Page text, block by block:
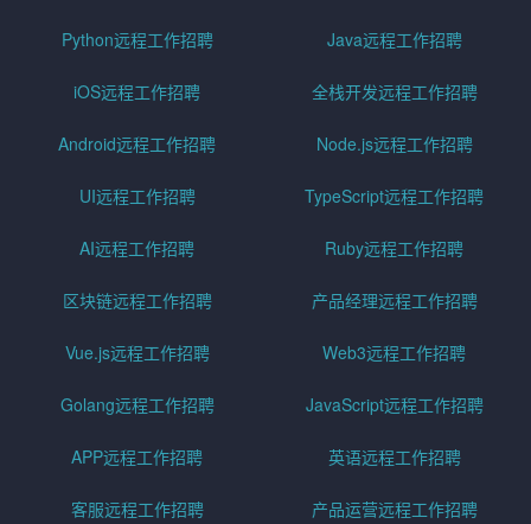
Python远程工作招聘 Java远程工作招聘
iOS远程工作招聘 全栈开发远程工作招聘
Android远程工作招聘 Node.js远程工作招聘
UI远程工作招聘 TypeScript远程工作招聘
AI远程工作招聘 Ruby远程工作招聘
区块链远程工作招聘 产品经理远程工作招聘
Vue.js远程工作招聘 Web3远程工作招聘
Golang远程工作招聘 JavaScript远程工作招聘
APP远程工作招聘 英语远程工作招聘
客服远程工作招聘 产品运营远程工作招聘